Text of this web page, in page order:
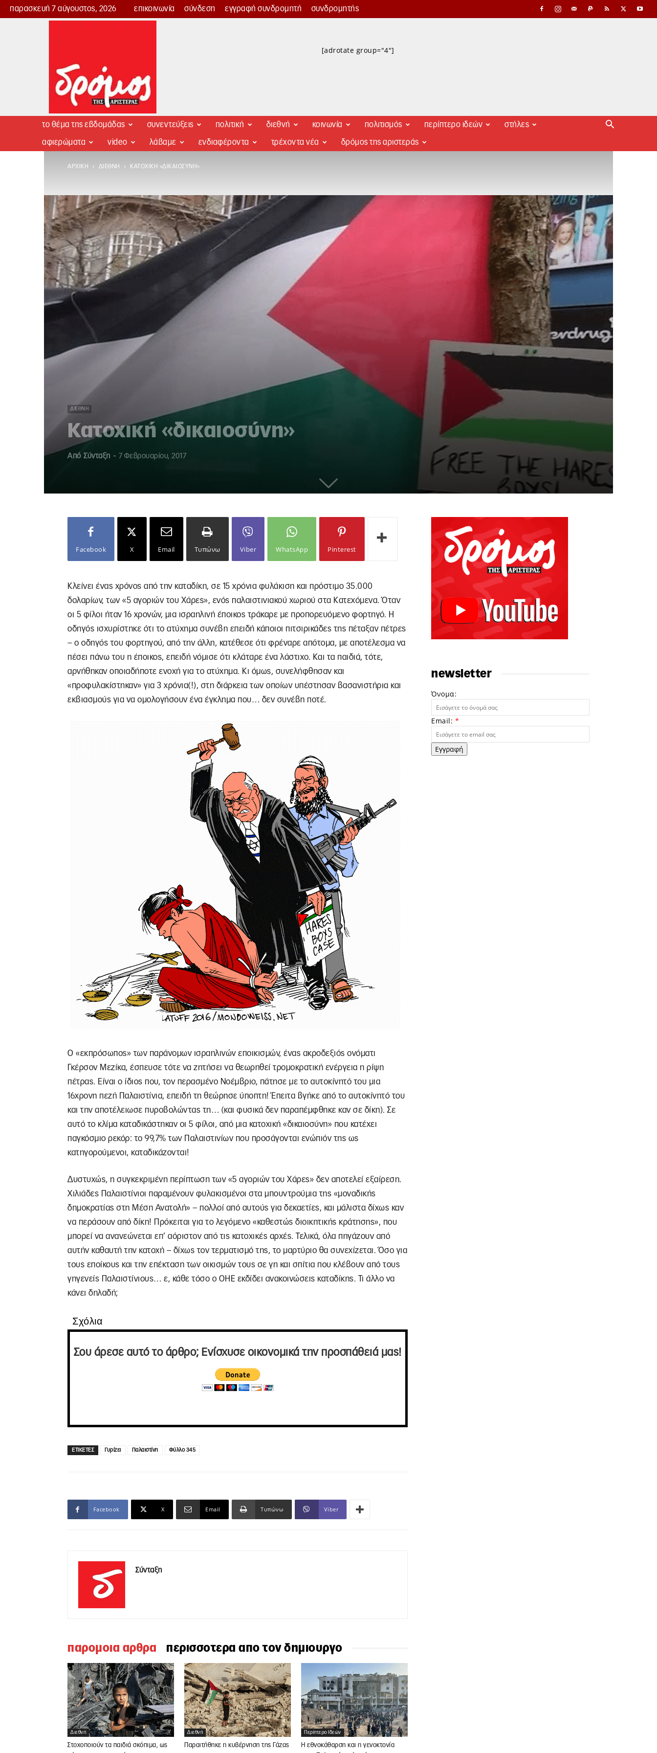
παρασκευή 7 αύγουστος, 2026 επικοινωνία σύνδεση εγγραφή συνδρομητή συνδρομητής
Δρόμος
[adrotate group="4"]
το θέμα της εβδομάδας συνεντεύξεις πολιτική διεθνή κοινωνία πολιτισμός περίπτερο ιδεών στήλες
αφιερώματα video λάβαμε ενδιαφέροντα τρέχοντα νέα δρόμος της αριστεράς
ΑΡΧΙΚΉ ΔΙΕΘΝΉ ΚΑΤΟΧΙΚΉ «ΔΙΚΑΙΟΣΎΝΗ»
ΔΙΕΘΝΉ
Κατοχική «δικαιοσύνη»
Από Σύνταξη - 7 Φεβρουαρίου, 2017
Facebook X Email Τυπώνω Viber WhatsApp Pinterest
Κλείνει ένας χρόνος από την καταδίκη, σε 15 χρόνια φυλάκιση και πρόστιμο 35.000
δολαρίων, των «5 αγοριών του Χάρες», ενός παλαιστινιακού χωριού στα Κατεχόμενα. Όταν
οι 5 φίλοι ήταν 16 χρονών, μια ισραηλινή έποικος τράκαρε με προπορευόμενο φορτηγό. Η
οδηγός ισχυρίστηκε ότι το ατύχημα συνέβη επειδή κάποιοι πιτσιρικάδες της πέταξαν πέτρες
– ο οδηγός του φορτηγού, από την άλλη, κατέθεσε ότι φρέναρε απότομα, με αποτέλεσμα να
πέσει πάνω του η έποικος, επειδή νόμισε ότι κλάταρε ένα λάστιχο. Και τα παιδιά, τότε,
αρνήθηκαν οποιαδήποτε ενοχή για το ατύχημα. Κι όμως, συνελήφθησαν και
«προφυλακίστηκαν» για 3 χρόνια(!), στη διάρκεια των οποίων υπέστησαν βασανιστήρια και
εκβιασμούς για να ομολογήσουν ένα έγκλημα που… δεν συνέβη ποτέ.
Ο «εκπρόσωπος» των παράνομων ισραηλινών εποικισμών, ένας ακροδεξιός ονόματι
Γκέρσον Μεζίκα, έσπευσε τότε να ζητήσει να θεωρηθεί τρομοκρατική ενέργεια η ρίψη
πέτρας. Είναι ο ίδιος που, τον περασμένο Νοέμβριο, πάτησε με το αυτοκίνητό του μια
16χρονη πεζή Παλαιστίνια, επειδή τη θεώρησε ύποπτη! Έπειτα βγήκε από το αυτοκίνητό του
και την αποτέλειωσε πυροβολώντας τη… (και φυσικά δεν παραπέμφθηκε καν σε δίκη). Σε
αυτό το κλίμα καταδικάστηκαν οι 5 φίλοι, από μια κατοχική «δικαιοσύνη» που κατέχει
παγκόσμιο ρεκόρ: το 99,7% των Παλαιστινίων που προσάγονται ενώπιόν της ως
κατηγορούμενοι, καταδικάζονται!
Δυστυχώς, η συγκεκριμένη περίπτωση των «5 αγοριών του Χάρες» δεν αποτελεί εξαίρεση.
Χιλιάδες Παλαιστίνιοι παραμένουν φυλακισμένοι στα μπουντρούμια της «μοναδικής
δημοκρατίας στη Μέση Ανατολή» – πολλοί από αυτούς για δεκαετίες, και μάλιστα δίχως καν
να περάσουν από δίκη! Πρόκειται για το λεγόμενο «καθεστώς διοικητικής κράτησης», που
μπορεί να ανανεώνεται επ’ αόριστον από τις κατοχικές αρχές. Τελικά, όλα πηγάζουν από
αυτήν καθαυτή την κατοχή – δίχως τον τερματισμό της, το μαρτύριο θα συνεχίζεται. Όσο για
τους εποίκους και την επέκταση των οικισμών τους σε γη και σπίτια που κλέβουν από τους
γηγενείς Παλαιστίνιους… ε, κάθε τόσο ο ΟΗΕ εκδίδει ανακοινώσεις καταδίκης. Τι άλλο να
κάνει δηλαδή;
Σχόλια
Σου άρεσε αυτό το άρθρο; Ενίσχυσε οικονομικά την προσπάθειά μας!
ΕΤΙΚΕΤΕΣ Γυρίζει Παλαιστίνη Φύλλο 345
Facebook X Email Τυπώνω Viber
Σύνταξη
παρομοια αρθρα περισσοτερα απο τον δημιουργο
Διεθνή
Στοχοποιούν τα παιδιά σκόπιμα, ως
Διεθνή
Παραιτήθηκε η κυβέρνηση της Γάζας
Περίπτερο Ιδεών
Η εθνοκάθαρση και η γενοκτονία
newsletter
Όνομα:
Email: *
Εγγραφή